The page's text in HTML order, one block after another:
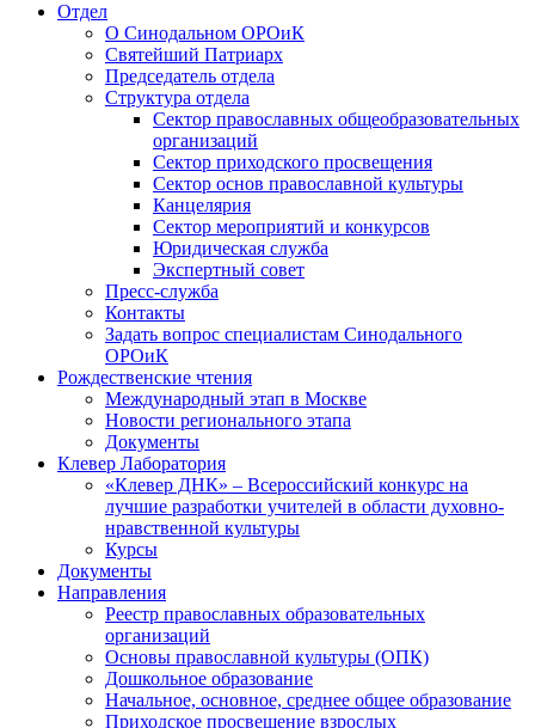
Отдел
О Синодальном ОРОиК
Святейший Патриарх
Председатель отдела
Структура отдела
Сектор православных общеобразовательных
организаций
Сектор приходского просвещения
Сектор основ православной культуры
Канцелярия
Сектор мероприятий и конкурсов
Юридическая служба
Экспертный совет
Пресс-служба
Контакты
Задать вопрос специалистам Синодального
ОРОиК
Рождественские чтения
Международный этап в Москве
Новости регионального этапа
Документы
Клевер Лаборатория
«Клевер ДНК» – Всероссийский конкурс на
лучшие разработки учителей в области духовно-
нравственной культуры
Курсы
Документы
Направления
Реестр православных образовательных
организаций
Основы православной культуры (ОПК)
Дошкольное образование
Начальное, основное, среднее общее образование
Приходское просвещение взрослых